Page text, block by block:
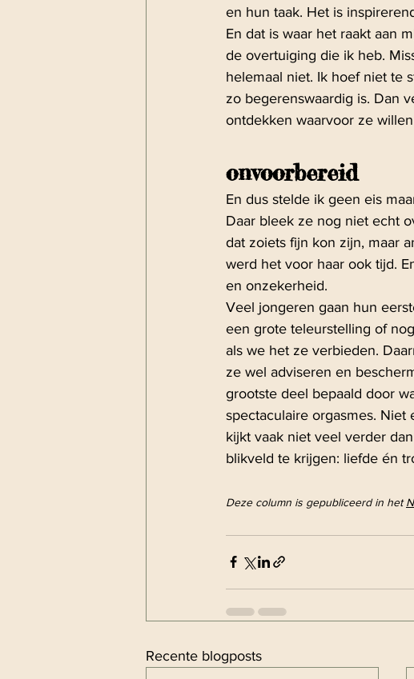
en hun taak. Het is
En dat is waar het raakt aan
de overtuiging die ik heb.
helemaal niet. Ik hoef niet te
zo begerenswaardig is. Dan
ontdekken waarvoor ze
onvoorbereid
En dus stelde ik geen eis
Daar bleek ze nog niet echt
dat zoiets fijn kon zijn, maar
werd het voor haar ook tijd.
en onzekerheid.
Veel jongeren gaan hun
een grote teleurstelling of
als we het ze verbieden.
ze wel adviseren en
grootste deel bepaald door
spectaculaire orgasmes.
kijkt vaak niet veel verder
blikveld te krijgen: liefde én
Deze column is gepubliceerd in het
Recente blogposts